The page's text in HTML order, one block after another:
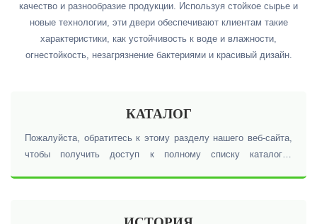
качество и разнообразие продукции. Используя стойкое сырье и
новые технологии, эти двери обеспечивают клиентам такие
характеристики, как устойчивость к воде и влажности,
огнестойкость, незагрязнение бактериями и красивый дизайн.
КАТАЛОГ
Пожалуйста, обратитесь к этому разделу нашего веб-сайта,
чтобы получить доступ к полному списку каталогов